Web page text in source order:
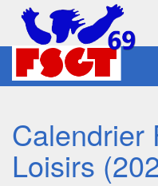
Calendrier
Loisirs